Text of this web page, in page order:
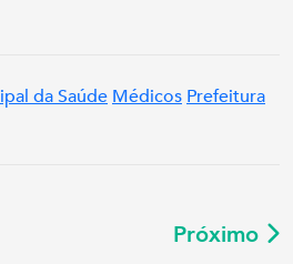
da SaúdeMédicosPrefeitura
Próximo